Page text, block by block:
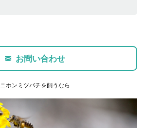
お問い合わせ
ニホンミツバチを飼うなら